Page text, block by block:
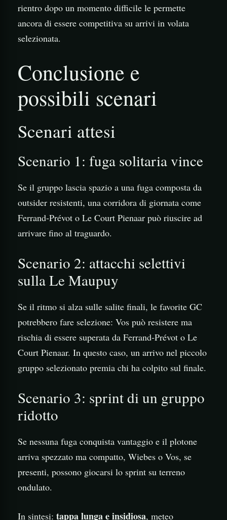
rientro dopo un momento difficile le permette
ancora di essere competitiva su arrivi in volata
selezionata.
Conclusione e
possibili scenari
Scenari attesi
Scenario 1: fuga solitaria vince
Se il gruppo lascia spazio a una fuga composta da
outsider resistenti, una corridora di giornata come
Ferrand‑Prévot o Le Court Pienaar può riuscire ad
arrivare fino al traguardo.
Scenario 2: attacchi selettivi
sulla Le Maupuy
Se il ritmo si alza sulle salite finali, le favorite GC
potrebbero fare selezione: Vos può resistere ma
rischia di essere superata da Ferrand‑Prévot o Le
Court Pienaar. In questo caso, un arrivo nel piccolo
gruppo selezionato premia chi ha colpito sul finale.
Scenario 3: sprint di un gruppo
ridotto
Se nessuna fuga conquista vantaggio e il plotone
arriva spezzato ma compatto, Wiebes o Vos, se
presenti, possono giocarsi lo sprint su terreno
ondulato.
In sintesi: tappa lunga e insidiosa, meteo